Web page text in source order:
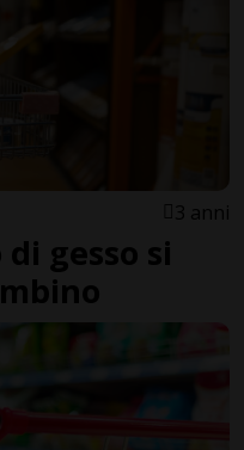
3 anni
gesso si